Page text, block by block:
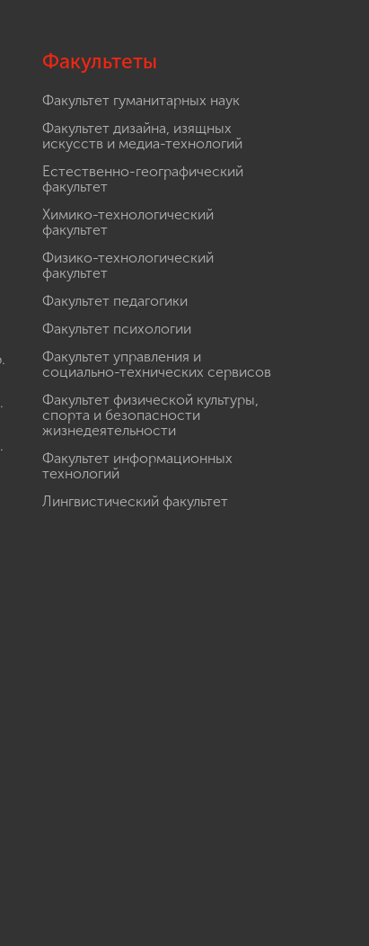
Факультеты
Факультет гуманитарных наук
Факультет дизайна, изящных
искусств и медиа-технологий
Естественно-географический
факультет
Химико-технологический
факультет
Физико-технологический
факультет
Факультет педагогики
Факультет психологии
Факультет управления и
социально-технических сервисов
Факультет физической культуры,
спорта и безопасности
жизнедеятельности
Факультет информационных
технологий
Лингвистический факультет